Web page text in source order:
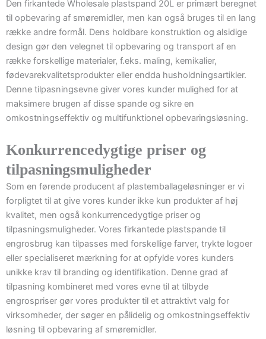
Den firkantede Wholesale plastspand 20L er primært beregnet
til opbevaring af smøremidler, men kan også bruges til en lang
række andre formål. Dens holdbare konstruktion og alsidige
design gør den velegnet til opbevaring og transport af en
række forskellige materialer, f.eks. maling, kemikalier,
fødevarekvalitetsprodukter eller endda husholdningsartikler.
Denne tilpasningsevne giver vores kunder mulighed for at
maksimere brugen af disse spande og sikre en
omkostningseffektiv og multifunktionel opbevaringsløsning.
Konkurrencedygtige priser og
tilpasningsmuligheder
Som en førende producent af plastemballageløsninger er vi
forpligtet til at give vores kunder ikke kun produkter af høj
kvalitet, men også konkurrencedygtige priser og
tilpasningsmuligheder. Vores firkantede plastspande til
engrosbrug kan tilpasses med forskellige farver, trykte logoer
eller specialiseret mærkning for at opfylde vores kunders
unikke krav til branding og identifikation. Denne grad af
tilpasning kombineret med vores evne til at tilbyde
engrospriser gør vores produkter til et attraktivt valg for
virksomheder, der søger en pålidelig og omkostningseffektiv
løsning til opbevaring af smøremidler.